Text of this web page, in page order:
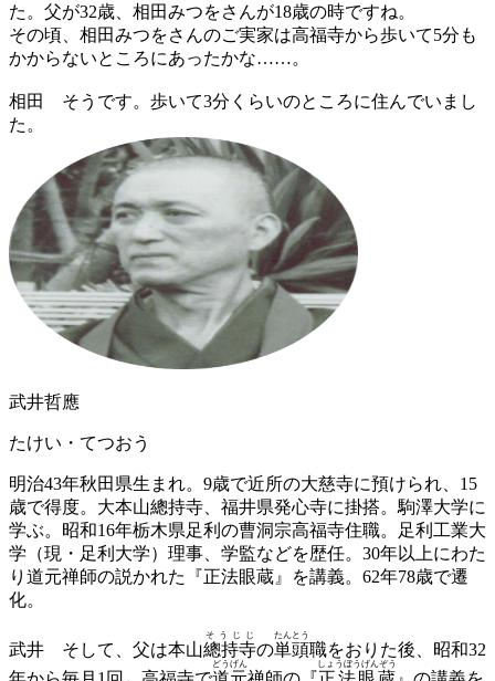
た。父が32歳、相田みつをさんが18歳の時ですね。
その頃、相田みつをさんのご実家は高福寺から歩いて5分も
かからないところにあったかな……。
相田
そうです。歩いて3分くらいのところに住んでいまし
た。
武井哲應
たけい・てつおう
明治43年秋田県生まれ。9歳で近所の大慈寺に預けられ、15
歳で得度。大本山總持寺、福井県発心寺に掛搭。駒澤大学に
学ぶ。昭和16年栃木県足利の曹洞宗高福寺住職。足利工業大
学（現・足利大学）理事、学監などを歴任。30年以上にわた
り道元禅師の説かれた『正法眼蔵』を講義。62年78歳で遷
化。
武井 そして、父は本山總持寺
そうじじ
の単頭
たんとう
職をおりた後、昭和32
どうげん しょうぼうげんぞう